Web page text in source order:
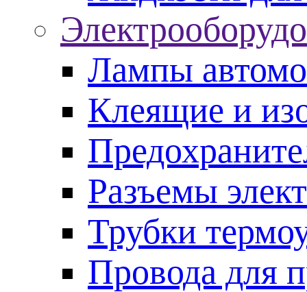
Лампы
Клеящие и
Разъемы
Трубки
Провода для